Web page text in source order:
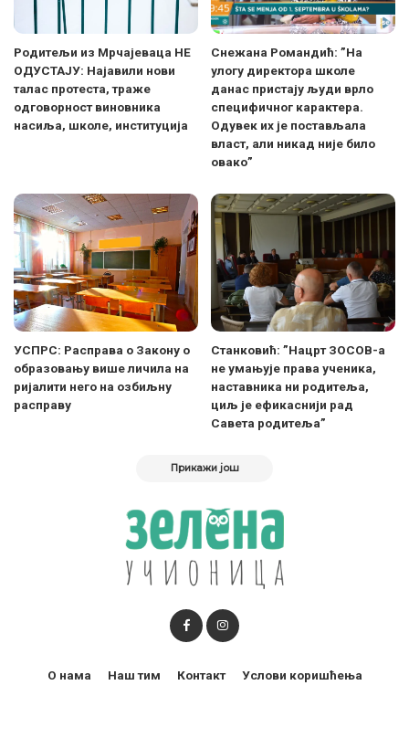
Родитељи из Мрчајеваца НЕ
ОДУСТАЈУ: Најавили нови
талас протеста, траже
одговорност виновника
насиља, школе, институција
Снежана Романдић: ”На
улогу директора школе
данас пристају људи врло
специфичног карактера.
Одувек их је постављала
власт, али никад није било
овако”
УСПРС: Расправа о Закону о
образовању више личила на
ријалити него на озбиљну
расправу
Станковић: ”Нацрт ЗОСОВ-а
не умањује права ученика,
наставника ни родитеља,
циљ је ефикаснији рад
Савета родитеља”
Прикажи још
О нама Наш тим Контакт Услови коришћења